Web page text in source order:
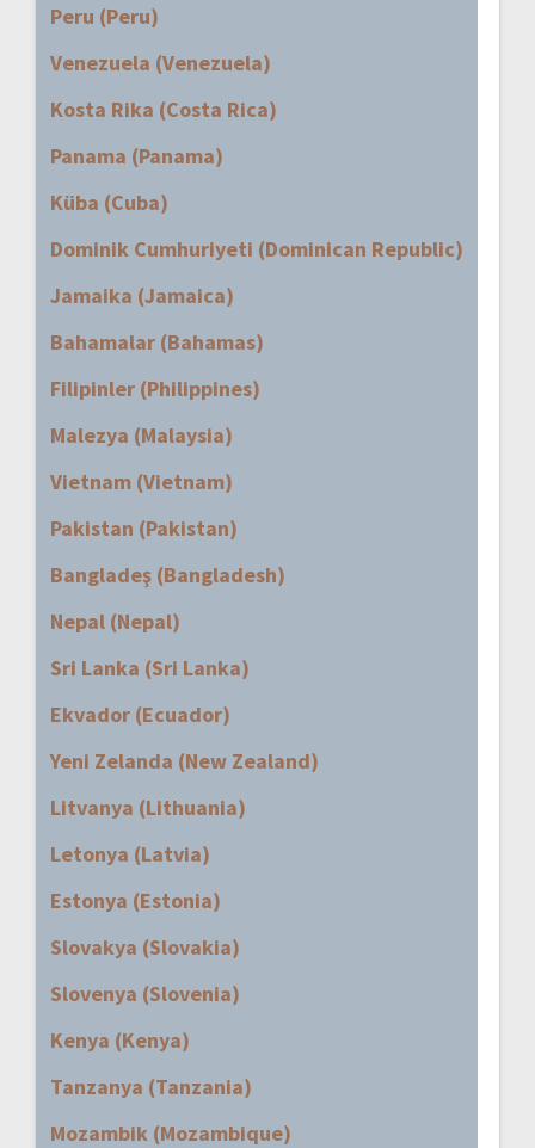
Peru (Peru)
Venezuela (Venezuela)
Kosta Rika (Costa Rica)
Panama (Panama)
Küba (Cuba)
Dominik Cumhuriyeti (Dominican Republic)
Jamaika (Jamaica)
Bahamalar (Bahamas)
Filipinler (Philippines)
Malezya (Malaysia)
Vietnam (Vietnam)
Pakistan (Pakistan)
Bangladeş (Bangladesh)
Nepal (Nepal)
Sri Lanka (Sri Lanka)
Ekvador (Ecuador)
Yeni Zelanda (New Zealand)
Litvanya (Lithuania)
Letonya (Latvia)
Estonya (Estonia)
Slovakya (Slovakia)
Slovenya (Slovenia)
Kenya (Kenya)
Tanzanya (Tanzania)
Mozambik (Mozambique)